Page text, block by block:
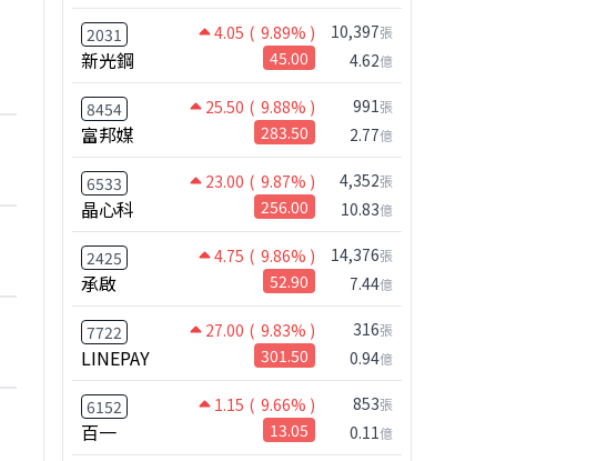
2031 4.05 ( 9.89% )
新光鋼 45.00
10,397張
4.62億
8454 25.50 ( 9.88% )
富邦媒 283.50
991張
2.77億
6533 23.00 ( 9.87% )
晶心科 256.00
4,352張
10.83億
2425 4.75 ( 9.86% )
承啟 52.90
14,376張
7.44億
7722 27.00 ( 9.83% )
LINEPAY 301.50
316張
0.94億
6152 1.15 ( 9.66% )
百一 13.05
853張
0.11億